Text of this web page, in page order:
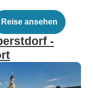
Reise ansehen
-